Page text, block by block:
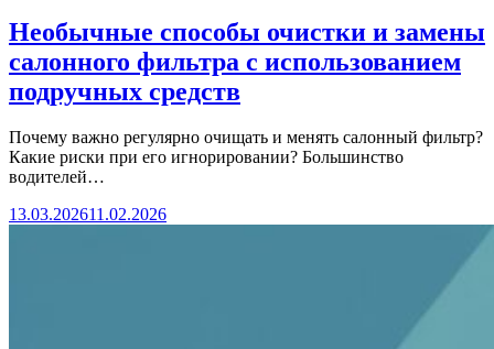
Необычные способы очистки и замены
салонного фильтра с использованием
подручных средств
Почему важно регулярно очищать и менять салонный фильтр?
Какие риски при его игнорировании? Большинство
водителей…
13.03.202611.02.2026